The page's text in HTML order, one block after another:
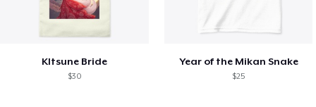
KItsune Bride
$30
Year of the Mikan Snake
$25